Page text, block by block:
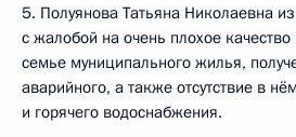
5. Полуянова Татьяна Николаевна
с жалобой на очень плохое
семье муниципального жилья,
аварийного, а также отсутствие в
и горячего водоснабжения.